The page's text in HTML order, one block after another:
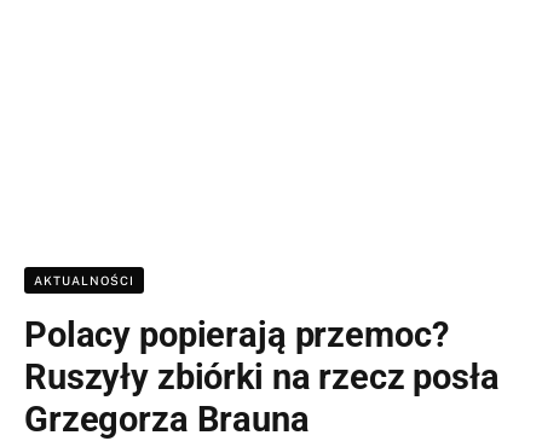
AKTUALNOŚCI
Polacy popierają przemoc?
Ruszyły zbiórki na rzecz posła
Grzegorza Brauna